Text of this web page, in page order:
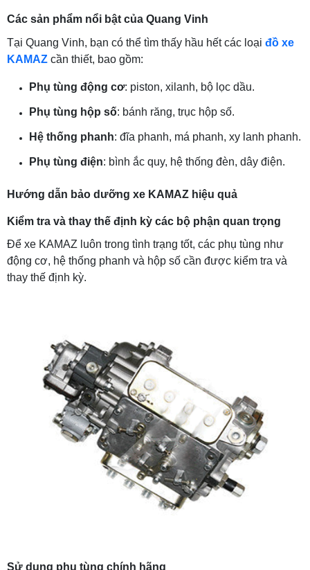
Các sản phẩm nổi bật của Quang Vinh
Tại Quang Vinh, bạn có thể tìm thấy hầu hết các loại đồ xe
KAMAZ cần thiết, bao gồm:
Phụ tùng động cơ: piston, xilanh, bộ lọc dầu.
Phụ tùng hộp số: bánh răng, trục hộp số.
Hệ thống phanh: đĩa phanh, má phanh, xy lanh phanh.
Phụ tùng điện: bình ắc quy, hệ thống đèn, dây điện.
Hướng dẫn bảo dưỡng xe KAMAZ hiệu quả
Kiểm tra và thay thế định kỳ các bộ phận quan trọng
Để xe KAMAZ luôn trong tình trạng tốt, các phụ tùng như
động cơ, hệ thống phanh và hộp số cần được kiểm tra và
thay thế định kỳ.
Sử dụng phụ tùng chính hãng